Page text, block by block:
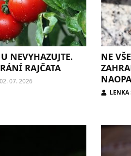
NEVYHAZUJTE.
RAJČATA
02. 07. 2026
NE
LENKA